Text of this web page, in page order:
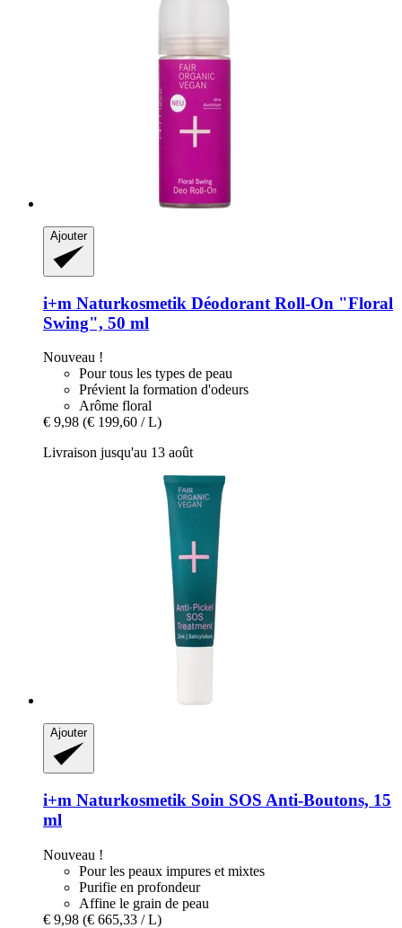
Ajouter
i+m Naturkosmetik Déodorant Roll-​On "Floral
Swing", 50 ml
Nouveau !
Pour tous les types de peau
Prévient la formation d'odeurs
Arôme floral
€ 9,98 (€ 199,60 / L)
Livraison jusqu'au 13 août
Ajouter
i+m Naturkosmetik Soin SOS Anti-​Boutons, 15
ml
Nouveau !
Pour les peaux impures et mixtes
Purifie en profondeur
Affine le grain de peau
€ 9,98 (€ 665,33 / L)